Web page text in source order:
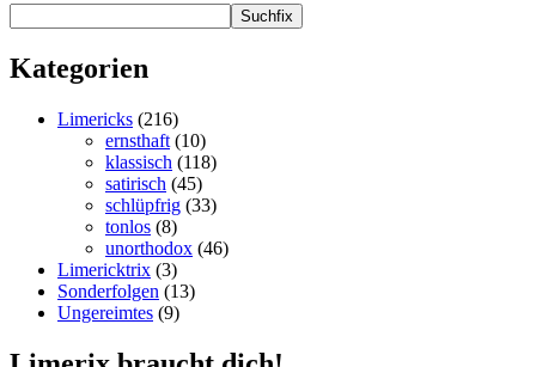
Suchfix
Kategorien
Limericks (216)
ernsthaft (10)
klassisch (118)
satirisch (45)
schlüpfrig (33)
tonlos (8)
unorthodox (46)
Limericktrix (3)
Sonderfolgen (13)
Ungereimtes (9)